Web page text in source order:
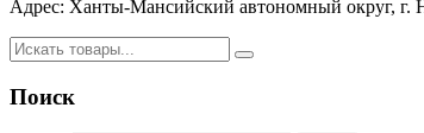
Адрес: Ханты-Мансийский автономный округ, г.
Поиск